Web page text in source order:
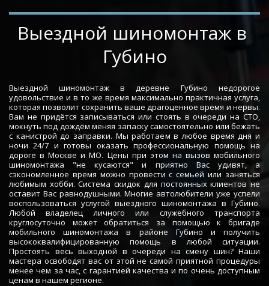
­­­­Выездной шиномонтаж в
Губино
Выездной шиномонтаж в деревне Губино недорогое
удовольствие и в то же время максимально практичная услуга,
которая позволит сохранить ваше драгоценное время и нервы.
Вам не придётся записываться или стоять в очереди на СТО,
мокнуть под дождём меняя запаску самостоятельно или бежать
с канистрой до заправки. Мы работаем в любое время дня и
ночи 24/7 и готовы оказать профессиональную помощь на
дороге в Москве и МО. Цены при этом на вызов мобильного
шиномонтажа "не кусаются" и приятно Вас удивят, а
сэкономленное время можно провести с семьёй или заняться
любимым хобби. Система скидок для постоянных клиентов не
оставит Вас равнодушными. Многие автолюбители уже успели
воспользоваться услугой выездного шиномонтажа в Губино.
Любой владелец личного или служебного транспорта
круглосуточно может обратиться за помощью к бригаде
мобильного шиномонтажа в районе Губино и получить
высококвалифицированную помощь в любой ситуации.
Простоять весь выходной в очереди на смену шин? Наши
мастера освободят вас от этой не самой приятной процедуры
менее чем за час, с гарантией качества и по очень доступным
ценам в нашем регионе.